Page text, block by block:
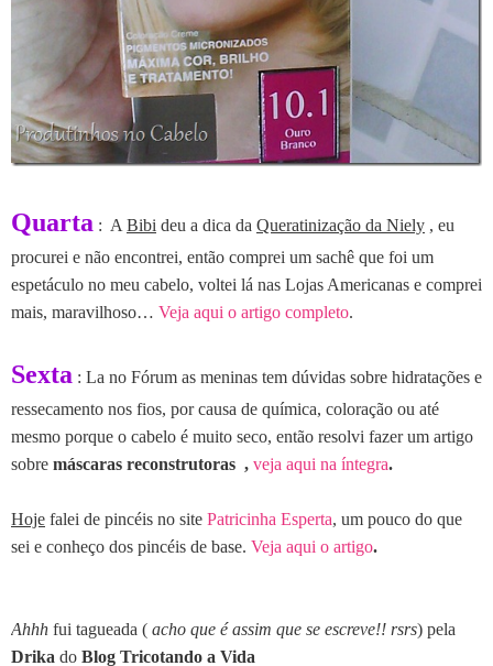
Quarta : A Bibi deu a dica da Queratinização da Niely , eu
procurei e não encontrei, então comprei um sachê que foi um
espetáculo no meu cabelo, voltei lá nas Lojas Americanas e comprei
mais, maravilhoso… Veja aqui o artigo completo.
Sexta : La no Fórum as meninas tem dúvidas sobre hidratações e
ressecamento nos fios, por causa de química, coloração ou até
mesmo porque o cabelo é muito seco, então resolvi fazer um artigo
sobre máscaras reconstrutoras , veja aqui na íntegra.
Hoje falei de pincéis no site Patricinha Esperta, um pouco do que
sei e conheço dos pincéis de base. Veja aqui o artigo.
Ahhh fui tagueada ( acho que é assim que se escreve!! rsrs) pela
Drika do Blog Tricotando a Vida